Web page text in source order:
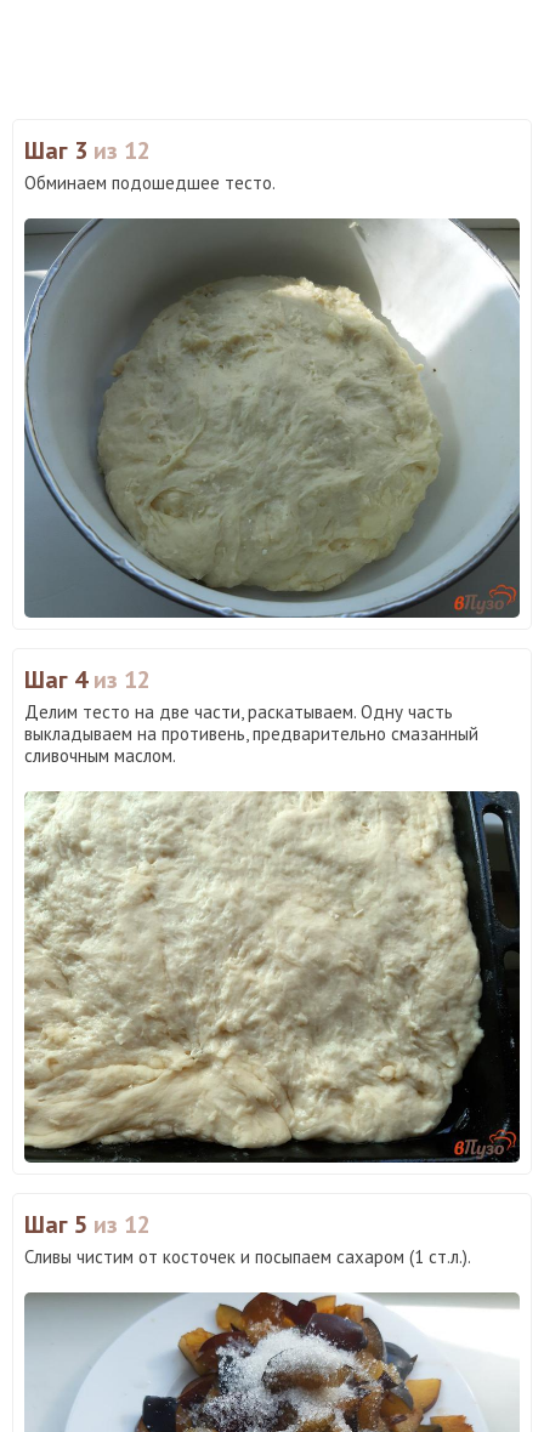
Шаг 3 из 12
Обминаем подошедшее тесто.
Шаг 4из 12
Делим тесто на две части, раскатываем. Одну часть
выкладываем на противень, предварительно смазанный
сливочным маслом.
Шаг 5 из 12
Сливы чистим от косточек и посыпаем сахаром (1 ст.л.).